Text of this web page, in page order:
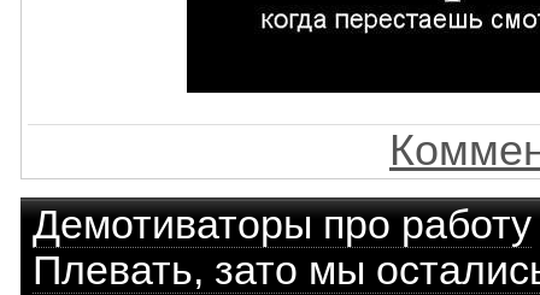
Демотиваторы про работу
Плевать, зато мы